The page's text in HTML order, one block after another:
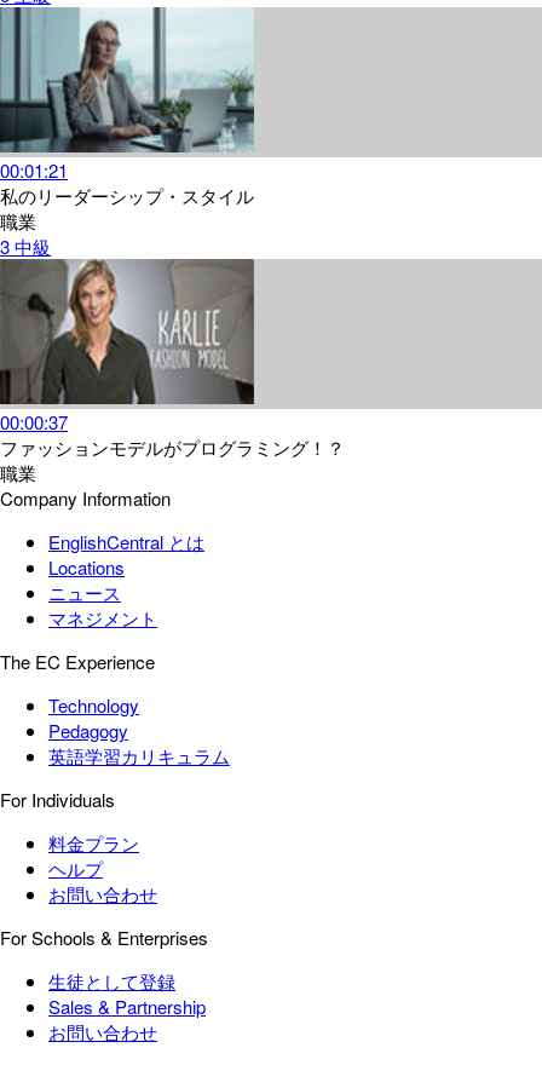
00:01:21
私のリーダーシップ・スタイル
職業
3中級
00:00:37
ファッションモデルがプログラミング！？
職業
Company Information
EnglishCentral とは
Locations
ニュース
マネジメント
The EC Experience
Technology
Pedagogy
英語学習カリキュラム
For Individuals
料金プラン
ヘルプ
お問い合わせ
For Schools & Enterprises
生徒として登録
Sales & Partnership
お問い合わせ